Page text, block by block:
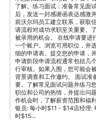
了解。练习面试：准备常见面
后，发送一封感谢函表达感激
前沃尔玛员工建立联系，获取
请流程对成功求职至关重要。
被录用的机会。 在线申请要进
一个账户。浏览可用职位，并
细的申请表。提交您的申请，
申请阶段申请流程通常包括几
行审核。如果入围，您可能会
背景调查和工作邀约。 面试准
要。了解常见面试问题并练习
职位和公司的热情，并提出问
作机会时，了解薪资范围和福
银员: 每小时$11 - $14店经理
时$15...